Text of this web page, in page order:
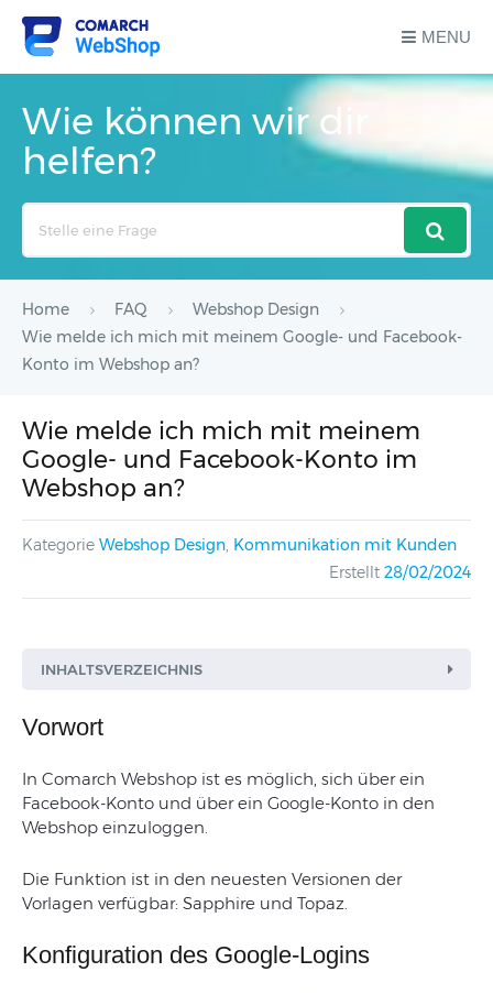
MENU
Wie können wir dir
helfen?
Home FAQ
Webshop Design
Wie melde ich mich mit meinem Google- und Facebook-
Konto im Webshop an?
Wie melde ich mich mit meinem
Google- und Facebook-Konto im
Webshop an?
Kategorie Webshop Design, Kommunikation mit Kunden
Erstellt 28/02/2024
INHALTSVERZEICHNIS
Vorwort
In Comarch Webshop ist es möglich, sich über ein
Facebook-Konto und über ein Google-Konto in den
Webshop einzuloggen.
Die Funktion ist in den neuesten Versionen der
Vorlagen verfügbar: Sapphire und Topaz.
Konfiguration des Google-Logins